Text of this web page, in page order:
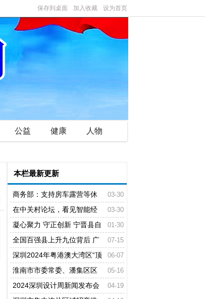
保存到桌面 加入收藏 设为首页
公益 健康 人物
本栏最新更新
03-30
商务部：支持房车露营等休
闲消费 积极拓展低空消费 03-30
在中关村论坛，看见智能经
济“新” 形态 01-30
凝心聚力 守正创新 宁晋县自
媒体协会2026迎新春座谈会举行07-15
全国百强县上升九位背后 广
汉县域旅游综合实力强劲 06-07
深圳2024年粤港澳大湾区“顶
流车展” 正成为行业发展的风向标
车展无疑是全球“车圈”最大的流量包
05-16
淮南市市委常委、潘集区区
委书记宋立敏到潘集棚改项目调研
04-19
2024深圳设计周新闻发布会